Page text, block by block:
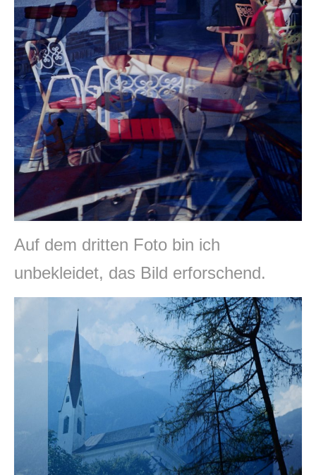
Auf dem dritten Foto bin ich
unbekleidet, das Bild erforschend.